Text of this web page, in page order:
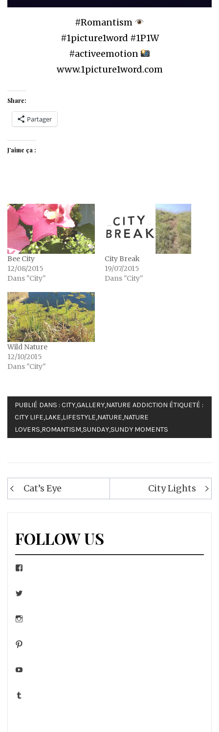
#Romantism
#1picture1word #1P1W
#activeemotion
www.1picture1word.com
Share:
Partager
J’aime ça :
Bee City
12/08/2015
Dans "City"
City Break
19/07/2015
Dans "City"
Wild Nature
12/10/2015
Dans "City"
PUBLIÉ DANS : CITY,GALLERY,NATURE ADDICTION ÉTIQUETÉ :
CITY LIFE,LAKE,LIFESTYLE,NATURE,NATURE
LOVERS,ROMANTISM,SUNDAY,SUNDY MOMENTS
Navigation
de
Cat’s Eye City Lights
FOLLOW US
Facebook
Twitter
Instagram
Pinterest
YouTube
Tumblr